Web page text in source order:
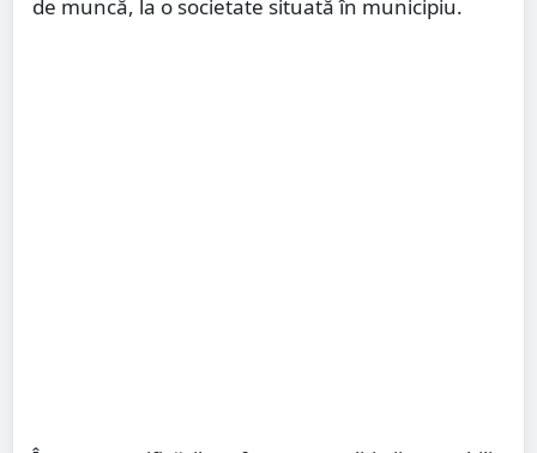
de muncă, la o societate situată în municipiu.